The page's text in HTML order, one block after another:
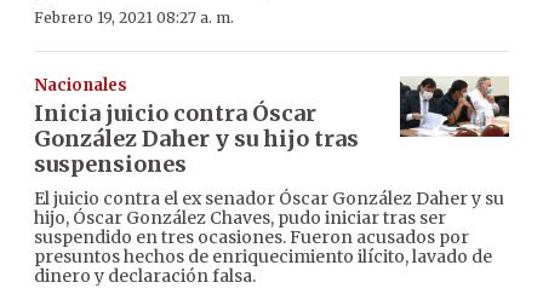
Febrero 19, 2021 08:27 a. m.
Nacionales
Inicia juicio contra Óscar
González Daher y su hijo tras
suspensiones
El juicio contra el ex senador Óscar González Daher y su
hijo, Óscar González Chaves, pudo iniciar tras ser
suspendido en tres ocasiones. Fueron acusados por
presuntos hechos de enriquecimiento ilícito, lavado de
dinero y declaración falsa.